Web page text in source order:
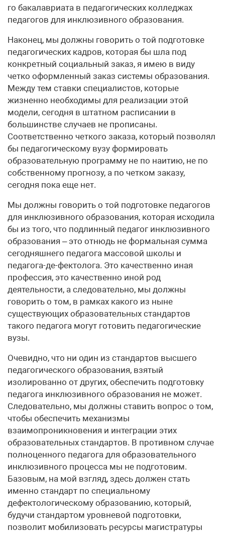
го бакалавриата в педагогических колледжах
педагогов для инклюзивного образования.
Наконец, мы должны говорить о той подготовке
педагогических кадров, которая бы шла под
конкретный социальный заказ, я имею в виду
четко оформленный заказ системы образования.
Между тем ставки специалистов, которые
жизненно необходимы для реализации этой
модели, сегодня в штатном расписании в
большинстве случаев не прописаны.
Соответственно четкого заказа, который позволял
бы педагогическому вузу формировать
образовательную программу не по наитию, не по
собственному прогнозу, а по четком заказу,
сегодня пока еще нет.
Мы должны говорить о той подготовке педагогов
для инклюзивного образования, которая исходила
бы из того, что подлинный педагог инклюзивного
образования – это отнюдь не формальная сумма
сегодняшнего педагога массовой школы и
педагога-де-фектолога. Это качественно иная
профессия, это качественно иной род
деятельности, а следовательно, мы должны
говорить о том, в рамках какого из ныне
существующих образовательных стандартов
такого педагога могут готовить педагогические
вузы.
Очевидно, что ни один из стандартов высшего
педагогического образования, взятый
изолированно от других, обеспечить подготовку
педагога инклюзивного образования не может.
Следовательно, мы должны ставить вопрос о том,
чтобы обеспечить механизмы
взаимопроникновения и интеграции этих
образовательных стандартов. В противном случае
полноценного педагога для образовательного
инклюзивного процесса мы не подготовим.
Базовым, на мой взгляд, здесь должен стать
именно стандарт по специальному
дефектологическому образованию, который,
будучи стандартом уровневой подготовки,
позволит мобилизовать ресурсы магистратуры